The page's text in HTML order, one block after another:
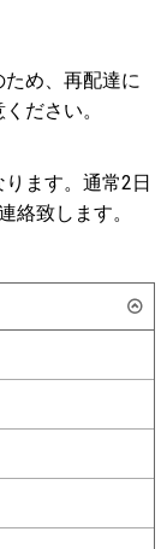
め、再配達に
ださい。
ます。通常2日
絡致します。